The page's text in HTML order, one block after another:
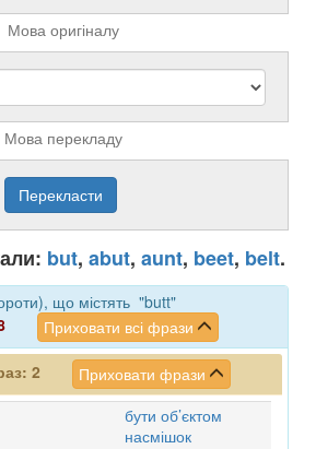
Мова оригіналу
Мова перекладу
but, abut, aunt, beet, belt.
що містять "butt"
Приховати всі фрази
2 Приховати фрази
бути об’єктом
насмішок